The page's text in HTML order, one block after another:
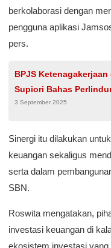
berkolaborasi dengan
pengguna aplikasi
pers.
BPJS
Supiori Bahas
3 September 2025
Sinergi itu dilakukan
keuangan sekaligus
serta dalam
SBN.
Roswita mengatakan,
investasi keuangan di
ekosistem investasi